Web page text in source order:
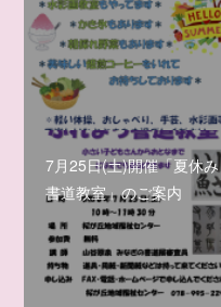
7月25日(土)開催「夏休み
書道教室」のご案内